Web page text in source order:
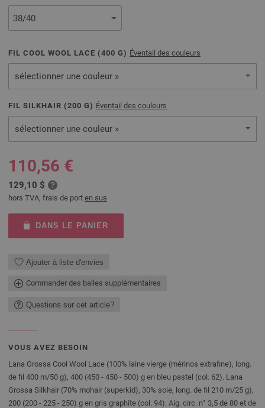
FIL COOL WOOL LACE (400 G) Éventail des couleurs
sélectionner une couleur »
FIL SILKHAIR (200 G) Éventail des couleurs
sélectionner une couleur »
110,56 €
129,10 $
hors TVA, frais de port en sus
DANS LE PANIER
Ajouter à liste d'envies
Commander des balles supplémentaires
Questions sur cet article?
VOUS AVEZ BESOIN
Lana Grossa Cool Wool Lace (100% laine vierge (mérinos extrafine), long.
de fil 400 m/50 g), 400 (450 - 450 - 500) g en bleu pastel (col. 62). Lana
Grossa Silkhair (70% mohair (superkid), 30% soie, long. de fil 210 m/25 g),
200 (200 - 225 - 250) g en gris graphite (col. 94). Aig. circ. n° 3,5 de 80 et de